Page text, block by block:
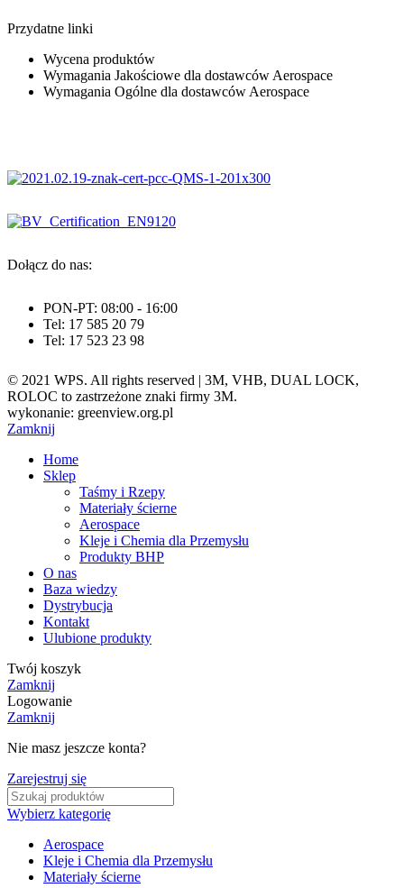
Przydatne linki
Wycena produktów
Wymagania Jakościowe dla dostawców Aerospace
Wymagania Ogólne dla dostawców Aerospace
Dołącz do nas:
PON-PT: 08:00 - 16:00
Tel: 17 585 20 79
Tel: 17 523 23 98
© 2021 WPS. All rights reserved | 3M, VHB, DUAL LOCK,
ROLOC to zastrzeżone znaki firmy 3M.
wykonanie: greenview.org.pl
Zamknij
Home
Sklep
Taśmy i Rzepy
Materiały ścierne
Aerospace
Kleje i Chemia dla Przemysłu
Produkty BHP
O nas
Baza wiedzy
Dystrybucja
Kontakt
Ulubione produkty
Twój koszyk
Zamknij
Logowanie
Zamknij
Nie masz jeszcze konta?
Zarejestruj się
Wybierz kategorię
Aerospace
Kleje i Chemia dla Przemysłu
Materiały ścierne